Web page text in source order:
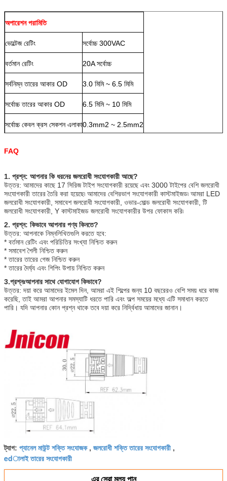
অপারেশন পরামিতি
ভোল্টেজ রেটিং সর্বোচ্চ 300VAC
বর্তমান রেটিং 20A সর্বোচ্চ
সর্বনিম্ন তারের আকার OD 3.0 মিমি ~ 6.5 মিমি
সর্বোচ্চ তারের আকার OD 6.5 মিমি ~ 10 মিমি
সর্বোচ্চ কেবল ক্রস সেকশন এলাকা0.3mm2 ~ 2.5mm2
FAQ
1. প্রশ্ন: আপনার কি ধরনের জলরোধী সংযোগকারী আছে?
উত্তর: আমাদের কাছে 17 সিরিজ টাইপ সংযোগকারী রয়েছে এবং 3000 টাইপের বেশি জলরোধী
সংযোগকারী তারের তৈরি করা হয়েছে৷ আমাদের বেশিরভাগ সংযোগকারী কাস্টমাইজড৷ আমরা LED
জলরোধী সংযোগকারী, সমাবেশ জলরোধী সংযোগকারী, ওভার-মোল্ড জলরোধী সংযোগকারী, টি
জলরোধী সংযোগকারী, Y কাস্টমাইজড জলরোধী সংযোগকারীর উপর ফোকাস করি৷
2. প্রশ্ন: কিভাবে আপনার পণ্য কিনতে?
উত্তর: আপনাকে নিম্নলিখিতগুলি করতে হবে:
* বর্তমান রেটিং এবং পরিচিতির সংখ্যা নিশ্চিত করুন
* সমাবেশ শৈলী নিশ্চিত করুন
* তারের তারের গেজ নিশ্চিত করুন
* তারের দৈর্ঘ্য এবং শিপিং উপায় নিশ্চিত করুন
3.প্রশ্নঃআপনার সাথে যোগাযোগ কিভাবে?
উত্তর: দয়া করে আমাদের ইমেল দিন, আমরা এই শিল্পের জন্য 10 বছরেরও বেশি সময় ধরে কাজ
করেছি, তাই আমরা আপনার সমস্যাটি ধরতে পারি এবং অল্প সময়ের মধ্যে এটি সমাধান করতে
পারি। যদি আপনার কোন প্রশ্ন থাকে তবে দয়া করে নির্দ্বিধায় আমাদের জানান।
ট্যাগ: প্যানেল মাউন্ট শক্তি সংযোজক, জলরোধী শক্তি তারের সংযোগকারী ,
edালাই তারের সংযোগকারী
এর সেরা মূল্য পান